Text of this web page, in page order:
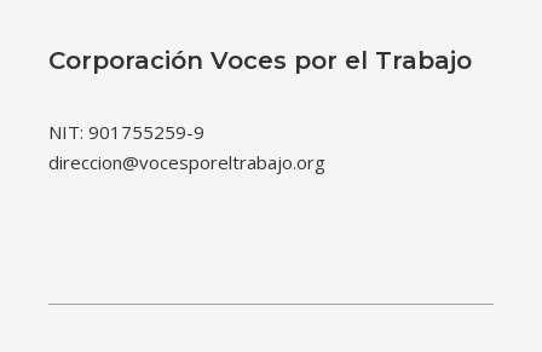
Corporación Voces por el Trabajo
NIT: 901755259-9
direccion@vocesporeltrabajo.org